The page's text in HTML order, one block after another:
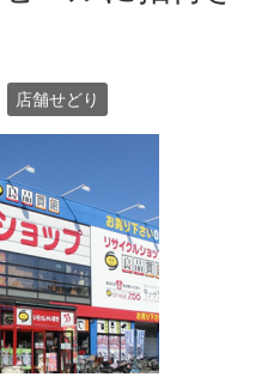
店舗せどり